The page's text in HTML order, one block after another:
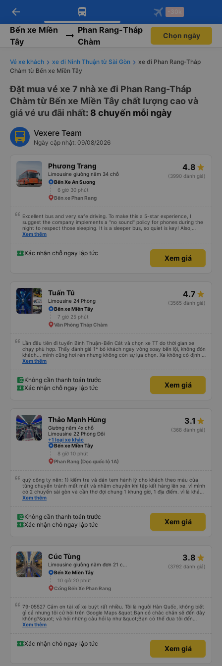
Tải app Vexere ngay!
Nhận ưu đãi thành viên độc
quyền
Mở app
Tải app Vexere
-30k/ghế khi đặt vé máy bay qua
Mở app
arrow_back -30k
Bến xe Miền
Tây
Phan Rang-Tháp
Chàm
Chọn ngày
Vé xe khách xe đi Ninh Thuận từ Sài Gòn
xe đi Phan Rang-Tháp
Chàm từ Bến xe Miền Tây
Đặt mua vé xe 7 nhà xe đi Phan Rang-Tháp
Chàm từ Bến xe Miền Tây chất lượng cao và
giá vé ưu đãi nhất: 8 chuyến mỗi ngày
Vexere Team
Ngày cập nhật: 09/08/2026
Phương Trang
Limousine giường nằm 34 chỗ
4.8
(3990 đánh giá)
Bến Xe An Sương
6 giờ 30 phút
Bến xe Phan Rang
Excellent bus and very safe driving. To make this a 5-star experience, I
suggest the company implements a "no sound" policy for phones during the
night to respect those sleeping. It is a sleeper bus, so quiet is key! Also,
please display the Wi-Fi password clearly inside the cabin for convenience. I
quy định rõ ràng về việc giữ im lặng (tắt âm thanh điện thoại) vào ban đêm
để tránh làm phiền hành khách khác ngủ. Ngoài ra, nhà xe nên dán sẵn mật
khẩu Wi-Fi trong xe để hành khách dễ dàng sử dụng. Tôi vẫn sẽ tiếp tục ủng
Xem thêm
Xác nhận chỗ ngay lập tức
Xem giá
Tuấn Tú
Limousine 24 Phòng
4.7
(3565 đánh giá)
Bến xe Miền Tây
7 giờ 25 phút
Văn Phòng Tháp Chàm
Lần đầu tiên đi tuyến Bình Thuận-Bến Cát và chọn xe TT do thời gian xe
chạy phù hợp. Thấy đánh giá 1* bỏ khách ngay vòng xoay bến lội, không đón
khách... mình cũng hơi rén nhưng không còn sự lựa chọn. Xe không có định vị
nhưng chạy đúng giờ, lệch có vài phút. Tài xế, phụ xe thân thiện, trả khách
Xem thêm
Không cần thanh toán trước
Xác nhận chỗ ngay lập tức
Xem giá
Thảo Mạnh Hùng
Giường nằm 4x chỗ
Limousine 22 Phòng Đôi
+1 loại xe khác
3.1
(368 đánh giá)
Bến xe Miền Tây
8 giờ 10 phút
Phan Rang (Dọc quốc lộ 1A)
quý công ty nên: 1) kiểm tra và dán tem hành lý cho khách theo màu của
từng chuyến tránh mất mát và nhầm chuyến khi tập kết hàng lên xe. vì mình
có 2 chuyến sài gòn và cần thơ đợi chung 1 khung giờ, 1 địa điểm. vì là khách
thân thiết của quý công ty nên rất hài lòng và tin tưởng. tuy nhiên rất mong
thì chắc chắn quy công ty là nhà xe được yêu thích và lựa chọn số 1 quy
nhơn. rất cảm ơn quý anh chị em cty cũng như chị Thảo đã lắng nghe và
tiếp nhận. " khách hàng thân thiết nhiều năm của nhà xe từ thời sinh viên"
Xem thêm
Không cần thanh toán trước
Xác nhận chỗ ngay lập tức
Xem giá
Cúc Tùng 3.8
(3792 đánh giá)
Bến Xe Miền Tây
10 giờ 20 phút
Cổng Bến Xe Phan Rang
79-05527 Cảm ơn tài xế xe buýt rất nhiều. Tôi là người Hàn Quốc, không biết
gì cả nhưng tôi cứ hỏi trên Google Maps &quot;Bạn có chắc chắn sẽ đến đây
không?&quot; và hỏi những câu hỏi lạ như &quot;Bạn có thể đưa tôi đến
khách sạn của chúng tôi không?&quot; Nhưng tài xế đã quan tâm. của mọi
limousine vào buổi sáng. ngu ngốc đến mức tôi nghĩ tài xế đã giúp tôi. Nếu
tài xế không ở đó, tôi vẫn đang suy nghĩ về câu chuyện đó vì nó chắc hẳn
rất nguy hiểm.. Cảm ơn rất nhiều.. Cảm ơn xe buýt 79-05527 rất nhiều tài
Xem thêm
Xác nhận chỗ ngay lập tức
Xem giá